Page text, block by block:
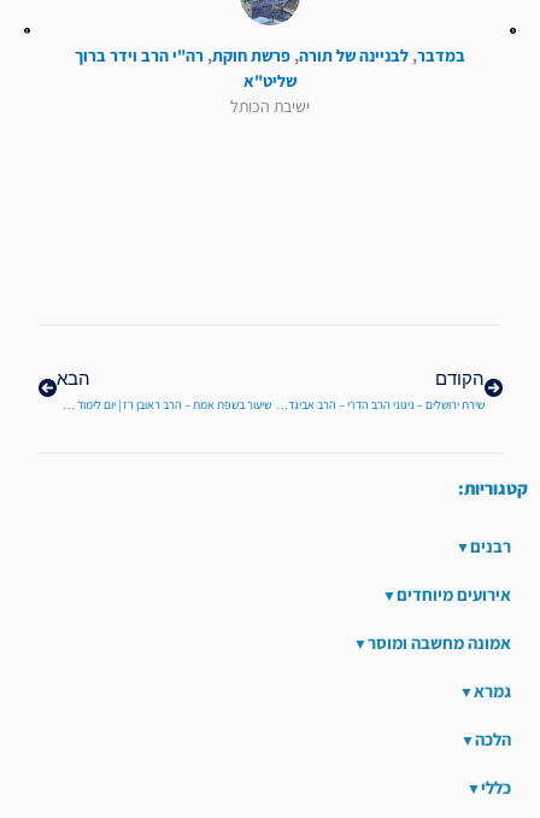
במדבר, לבניינה של תורה, פרשת חוקת, רה"י הרב וידר ברוך
שליט"א
ישיבת הכותל
הקודם
שירת ירושלים – ניגוני הרב הדרי – הרב אביגדר גרוסברג ונכדי הרב הדרי
הבא
שיעור בשפת אמת – הרב ראובן רז | יום לימוד בשלושים לפטירת הרב הדרי
קטגוריות:
רבנים
אירועים מיוחדים
אמונה מחשבה ומוסר
גמרא
הלכה
כללי